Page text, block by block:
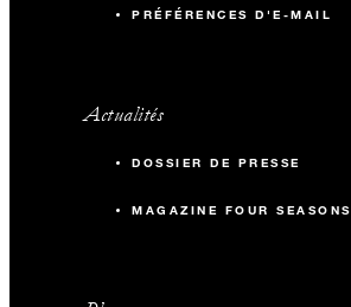
PRÉFÉRENCES D'E-MAIL
Actualités
DOSSIER DE PRESSE
MAGAZINE FOUR SEASONS